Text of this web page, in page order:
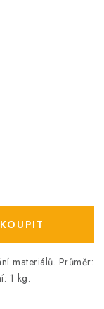
materiálů. Průměr:
1 kg.